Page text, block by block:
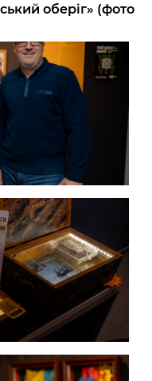
оберіг» (фото